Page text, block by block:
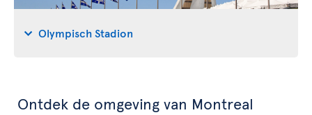
Olympisch Stadion
Ontdek de omgeving van Montreal